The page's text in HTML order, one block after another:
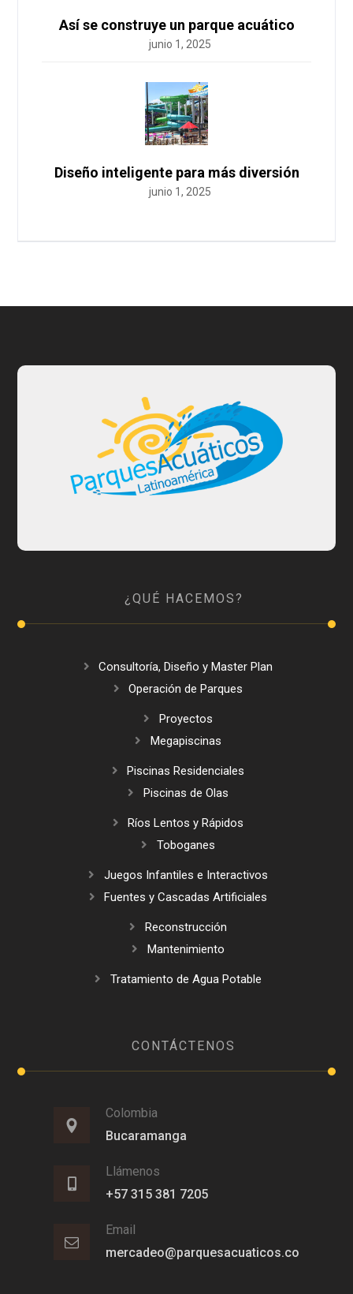
Así se construye un parque acuático
junio 1, 2025
Diseño inteligente para más diversión
junio 1, 2025
¿QUÉ HACEMOS?
Consultoría, Diseño y Master Plan
Operación de Parques
Proyectos
Megapiscinas
Piscinas Residenciales
Piscinas de Olas
Ríos Lentos y Rápidos
Toboganes
Juegos Infantiles e Interactivos
Fuentes y Cascadas Artificiales
Reconstrucción
Mantenimiento
Tratamiento de Agua Potable
CONTÁCTENOS
Colombia
Bucaramanga
Llámenos
+57 315 381 7205
Email
mercadeo@parquesacuaticos.co